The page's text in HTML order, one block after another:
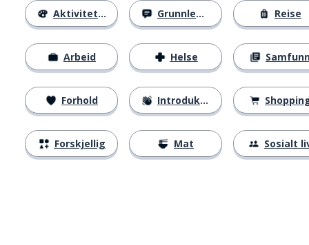
Aktiviteter
Arbeid
Forhold
Forskjellig
Grunnleggende
Helse
Introduksjoner
Mat
Reise
Sosialt